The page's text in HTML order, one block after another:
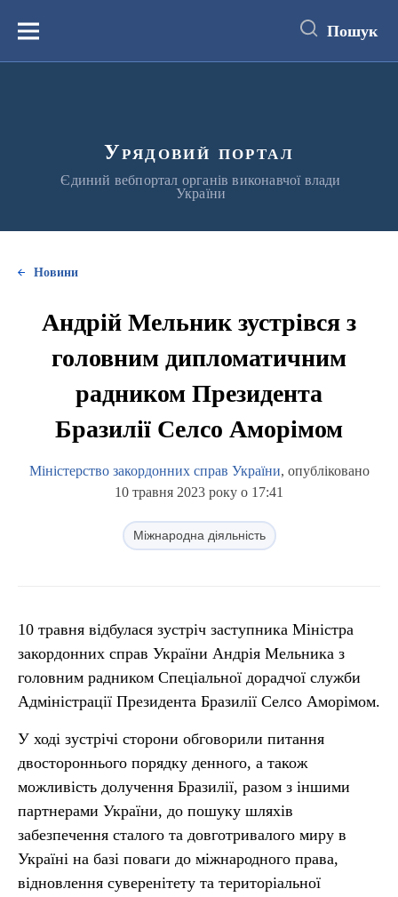
вмістуМеню Пошук
Урядовий портал
Єдиний вебпортал органів виконавчої влади
України
Новини
Андрій Мельник зустрівся з
головним дипломатичним
радником Президента
Бразилії Селсо Аморімом
Міністерство закордонних справ України, опубліковано
10 травня 2023 року о 17:41
Міжнародна діяльність
10 травня відбулася зустріч заступника Міністра
закордонних справ України Андрія Мельника з
головним радником Спеціальної дорадчої служби
Адміністрації Президента Бразилії Селсо Аморімом.
У ході зустрічі сторони обговорили питання
двостороннього порядку денного, а також
можливість долучення Бразилії, разом з іншими
партнерами України, до пошуку шляхів
забезпечення сталого та довготривалого миру в
Україні на базі поваги до міжнародного права,
відновлення суверенітету та територіальної